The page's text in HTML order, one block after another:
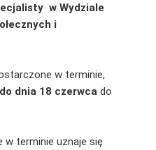
w Wydziale
i
w terminie,
do dnia 18 czerwca do
terminie uznaje się